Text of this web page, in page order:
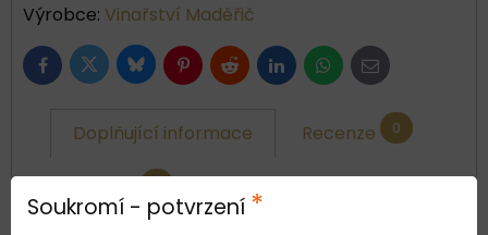
Výrobce: Vinařství Maděřič
FacebookTwitterBlueskyPinterestRedditLinkedInWhatsApp
E-
mail
Doplňující informace Recenze 0
Soukromí - potvrzení *